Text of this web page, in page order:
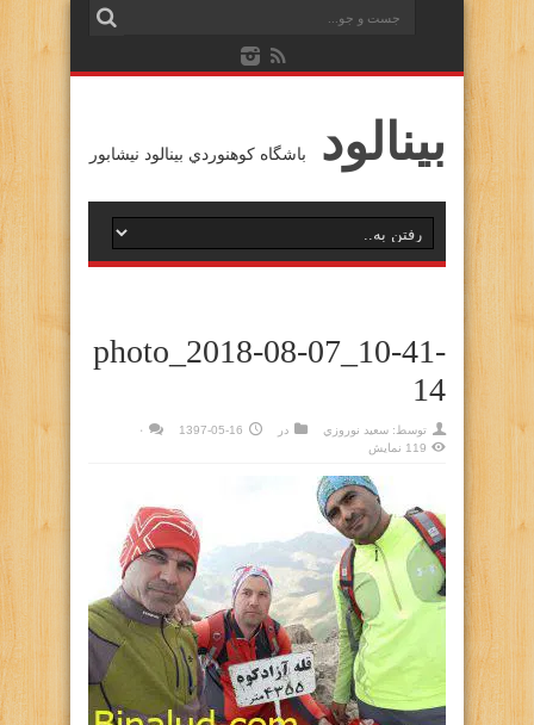
بينالود باشگاه كوهنوردي بينالود نيشابور
photo_2018-08-07_10-41-
14
توسط: سعيد نوروزي در 1397-05-16
۰
119 نمایش